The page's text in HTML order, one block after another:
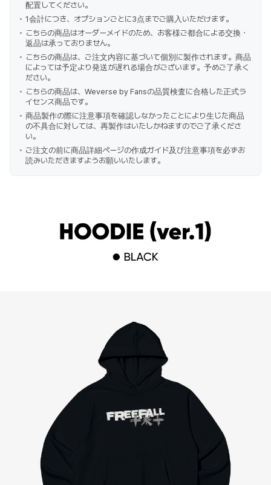
配置してください。
1会計につき、オプションごとに3点までご購入いただけます。
こちらの商品はオーダーメイドのため、お客様ご都合による交換・
返品は承っておりません。
こちらの商品は、ご注文内容に基づいて個別に製作されます。商品
によっては予定より発送が遅れる場合がございます。予めご了承く
ださい。
こちらの商品は、Weverse by Fansの品質検査に合格した正式ラ
イセンス商品です。
商品製作の際に注意事項を確認しなかったことにより生じた商品
の不具合に対しては、再製作はいたしかねますのでご了承くださ
い。
ご注文の前に商品詳細ページの作成ガイド及び注意事項を必ずお
読みいただきますようお願いいたします。